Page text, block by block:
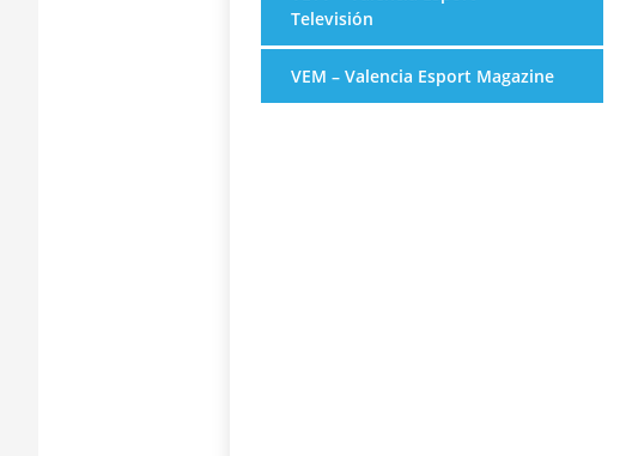
Televisión
VEM – Valencia Esport Magazine